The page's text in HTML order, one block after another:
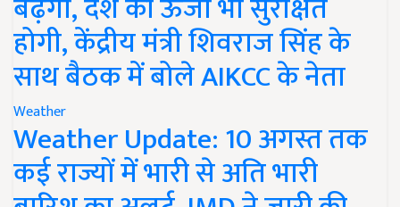
बढ़ेगी, देश की ऊर्जा भी सुरक्षित
होगी, केंद्रीय मंत्री शिवराज सिंह के
साथ बैठक में बोले AIKCC के नेता
Weather
Weather Update: 10 अगस्त तक
कई राज्यों में भारी से अति भारी